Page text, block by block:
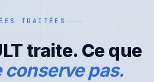
TRAITÉES
traite. Ce que
conserve pas.